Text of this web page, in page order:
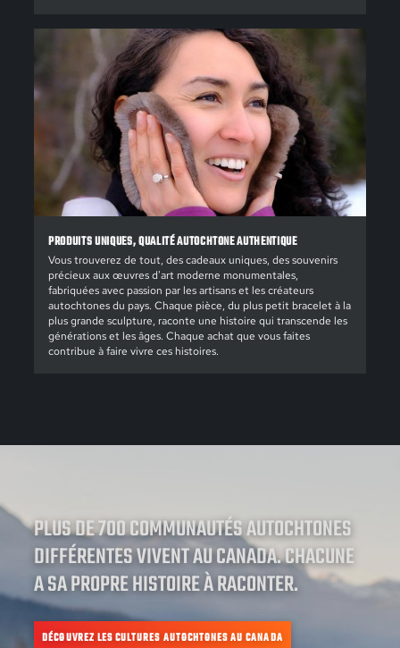
PRODUITS UNIQUES, QUALITÉ AUTOCHTONE AUTHENTIQUE
Vous trouverez de tout, des cadeaux uniques, des souvenirs
précieux aux œuvres d'art moderne monumentales,
fabriquées avec passion par les artisans et les créateurs
autochtones du pays. Chaque pièce, du plus petit bracelet à la
plus grande sculpture, raconte une histoire qui transcende les
générations et les âges. Chaque achat que vous faites
contribue à faire vivre ces histoires.
PLUS DE 700 COMMUNAUTÉS AUTOCHTONES
DIFFÉRENTES VIVENT AU CANADA. CHACUNE
A SA PROPRE HISTOIRE À RACONTER.
DÉCOUVREZ LES CULTURES AUTOCHTONES AU CANADA